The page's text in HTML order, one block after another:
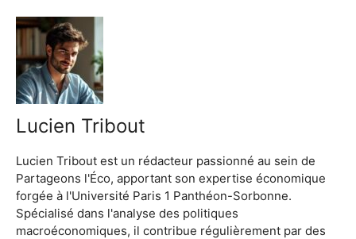
Lucien Tribout
Lucien Tribout est un rédacteur passionné au sein de
Partageons l'Éco, apportant son expertise économique
forgée à l'Université Paris 1 Panthéon-Sorbonne.
Spécialisé dans l'analyse des politiques
macroéconomiques, il contribue régulièrement par des